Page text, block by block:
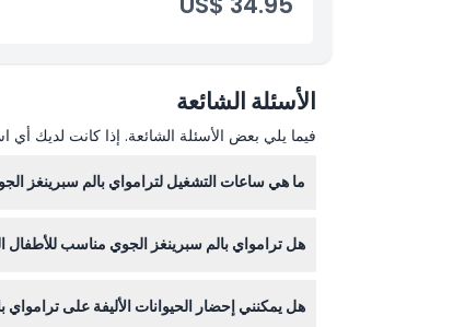
الأسئلة الشائعة
فيما يلي بعض الأسئلة الشائعة. إذا كانت لديك أي
ما هي ساعات التشغيل لترامواي بالم سبرينغز
8:00 مساءً، وآخر رحلة نزول تكون الساعة 9:30 مساءً، مع رحلات مغادرة على الأقل كل نصف ساعة (قد تختلف الأوقات — يرجى التأكد عند الحجز).
هل ترامواي بالم سبرينغز الجوي مناسب للأطفال
لمجموعة عمرية واسعة، لكن يرجى مراعاة
هل يمكنني إحضار الحيوانات الأليفة على ترامواي